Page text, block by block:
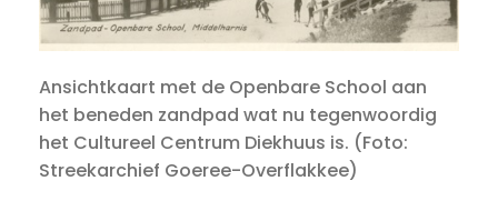
Ansichtkaart met de Openbare School aan
het beneden zandpad wat nu tegenwoordig
het Cultureel Centrum Diekhuus is. (Foto:
Streekarchief Goeree-Overflakkee)